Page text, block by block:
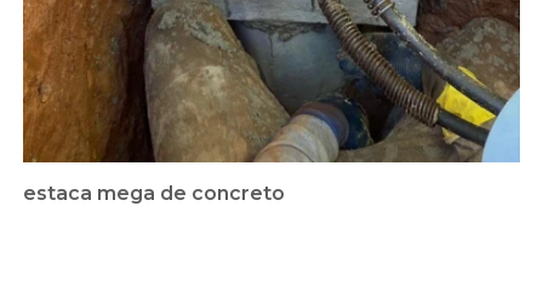
estaca mega de concreto